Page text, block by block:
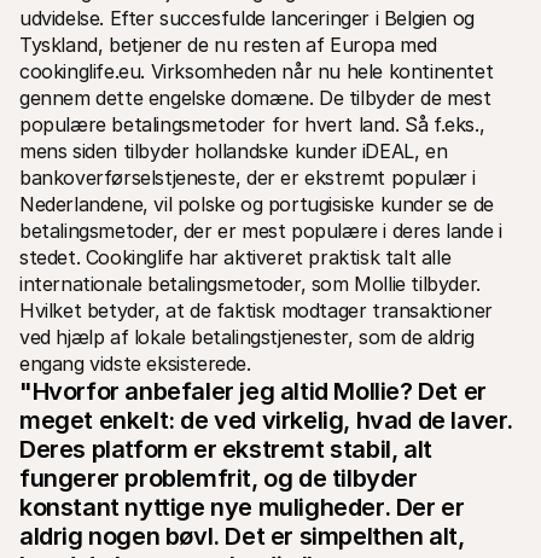
udvidelse. Efter succesfulde lanceringer i Belgien og
Tyskland, betjener de nu resten af Europa med
cookinglife.eu. Virksomheden når nu hele kontinentet
gennem dette engelske domæne. De tilbyder de mest
populære betalingsmetoder for hvert land. Så f.eks.,
mens siden tilbyder hollandske kunder iDEAL, en
bankoverførselstjeneste, der er ekstremt populær i
Nederlandene, vil polske og portugisiske kunder se de
betalingsmetoder, der er mest populære i deres lande i
stedet. Cookinglife har aktiveret praktisk talt alle
internationale betalingsmetoder, som Mollie tilbyder.
Hvilket betyder, at de faktisk modtager transaktioner
ved hjælp af lokale betalingstjenester, som de aldrig
engang vidste eksisterede.
"Hvorfor anbefaler jeg altid Mollie? Det er
meget enkelt: de ved virkelig, hvad de laver.
Deres platform er ekstremt stabil, alt
fungerer problemfrit, og de tilbyder
konstant nyttige nye muligheder. Der er
aldrig nogen bøvl. Det er simpelthen alt,